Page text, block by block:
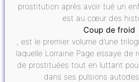
prostitution après avoir tué un
est au cœur des
Coup de froid
, est le premier volume d’une
laquelle Lorraine Page essaye de
de prostituées tout en luttant
dans ses pulsions